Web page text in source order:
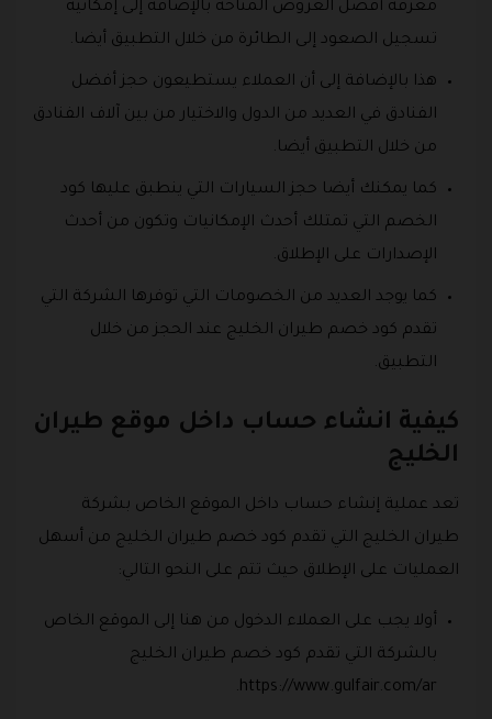
َمعرفة أفضل العروض المتاحة بالإضافة إلى إمكانية
تسجيل الصعود إلى الطائرة من خلال التطبيق أيضا.
هذا بالإضافة إلى أن العملاء يستطيعون حجز أفضل
الفنادق في العديد من الدول والاختيار من بين آلاف الفنادق
من خلال التطبيق أيضا.
كما يمكنك أيضا حجز السيارات التي ينطبق عليها كود
الخصم التي تمتلك أحدث الإمكانيات وتكون من أحدث
الإصدارات على الإطلاق.
كما يوجد العديد من الخصومات التي توفرها الشركة التي
تقدم كود خصم طيران الخليج عند الحجز من خلال
التطبيق.
كيفية انشاء حساب داخل موقع طيران
الخليج
تعد عملية إنشاء حساب داخل الموقع الخاص بشركة
طيران الخليج التي تقدم كود خصم طيران الخليج من أسهل
العمليات على الإطلاق حيث تتم على النحو التالي:
أولا يجب على العملاء الدخول من هنا إلى الموقع الخاص
بالشركة التي تقدم كود خصم طيران الخليج
https://www.gulfair.com/ar.